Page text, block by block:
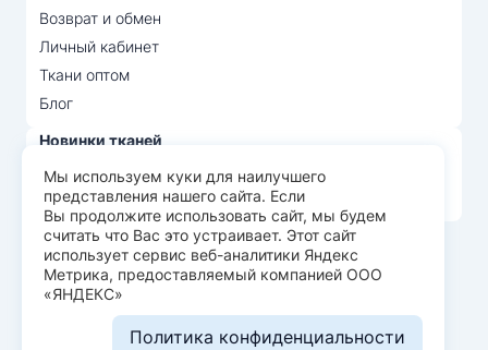
Возврат и обмен
Личный кабинет
Ткани оптом
Блог
Новинки тканей
Распродажа тканей
Лидеры продаж
© Арт Текс — продажа тканей оптом, 2026
Пользовательское соглашение
Политика конфиденциальности
Мы используем куки для наилучшего
представления нашего сайта. Если
Вы продолжите использовать сайт, мы будем
считать что Вас это устраивает. Этот сайт
использует сервис веб-аналитики Яндекс
Метрика, предоставляемый компанией ООО
«ЯНДЕКС»
Политика конфиденциальности